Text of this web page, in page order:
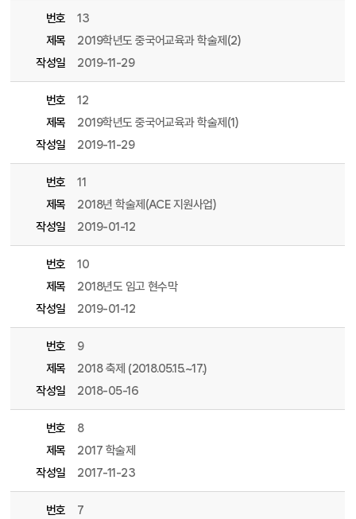
번호
13
제목
2019학년도 중국어교육과 학술제(2)
작성일
2019-11-29
번호
12
제목
2019학년도 중국어교육과 학술제(1)
작성일
2019-11-29
번호
11
제목
2018년 학술제(ACE 지원사업)
작성일
2019-01-12
번호
10
제목
2018년도 임고 현수막
작성일
2019-01-12
번호
9
제목
2018 축제 (2018.05.15.~17.)
작성일
2018-05-16
번호
8
제목
2017 학술제
작성일
2017-11-23
번호
7